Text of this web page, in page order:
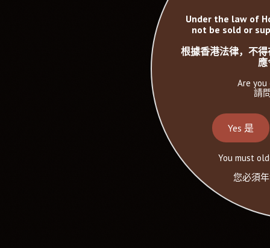
Under the law of
not be sold or
根據香港法律，不
應
Are
請
Yes 是
You must
您必須